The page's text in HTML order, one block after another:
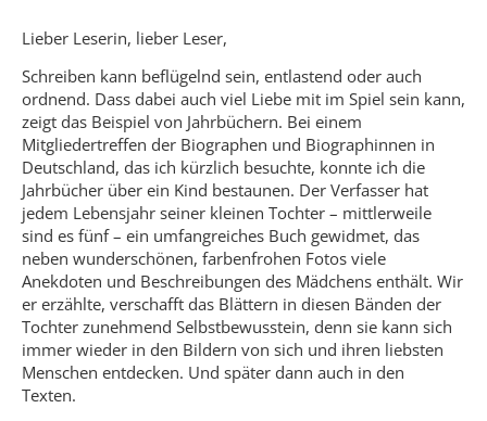
Lieber Leserin, lieber Leser,
Schreiben kann beflügelnd sein, entlastend oder auch
ordnend. Dass dabei auch viel Liebe mit im Spiel sein kann,
zeigt das Beispiel von Jahrbüchern. Bei einem
Mitgliedertreffen der Biographen und Biographinnen in
Deutschland, das ich kürzlich besuchte, konnte ich die
Jahrbücher über ein Kind bestaunen. Der Verfasser hat
jedem Lebensjahr seiner kleinen Tochter – mittlerweile
sind es fünf – ein umfangreiches Buch gewidmet, das
neben wunderschönen, farbenfrohen Fotos viele
Anekdoten und Beschreibungen des Mädchens enthält. Wir
er erzählte, verschafft das Blättern in diesen Bänden der
Tochter zunehmend Selbstbewusstein, denn sie kann sich
immer wieder in den Bildern von sich und ihren liebsten
Menschen entdecken. Und später dann auch in den
Texten.